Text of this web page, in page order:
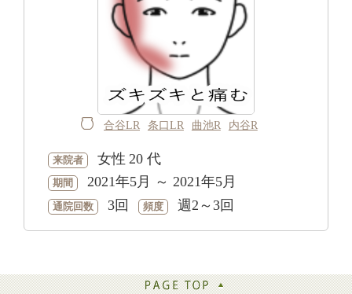
合谷LR 条口LR 曲池R 内谷R
来院者 女性 20 代
期間 2021年5月 ～ 2021年5月
通院回数 3回 頻度 週2～3回